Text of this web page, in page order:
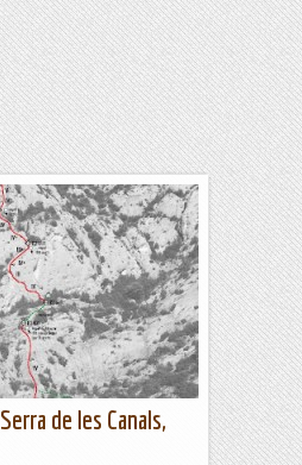
de les Canals,